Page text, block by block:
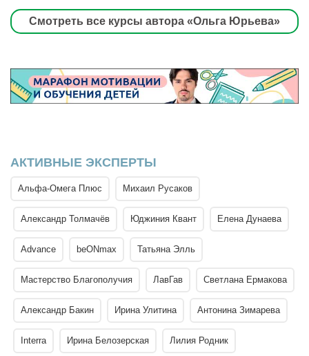
Смотреть все курсы автора «Ольга Юрьева»
АКТИВНЫЕ ЭКСПЕРТЫ
Альфа-Омега Плюс Михаил Русаков
Александр Толмачёв Юджиния Квант Елена Дунаева
Advance beONmax Татьяна Элль
Мастерство Благополучия ЛавГав Светлана Ермакова
Александр Бакин Ирина Улитина Антонина Зимарева
Interra Ирина Белозерская Лилия Родник